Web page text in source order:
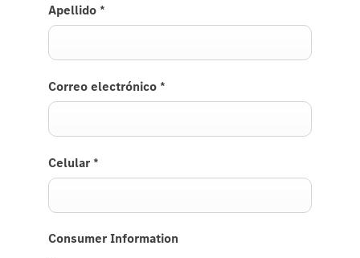
Apellido *
Correo electrónico *
Celular *
Consumer Information